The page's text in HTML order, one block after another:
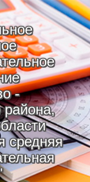
-
района,
средняя